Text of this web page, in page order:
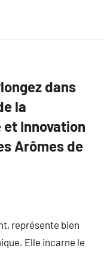
dans
la
Innovation
Arômes de
représente bien
Elle incarne le